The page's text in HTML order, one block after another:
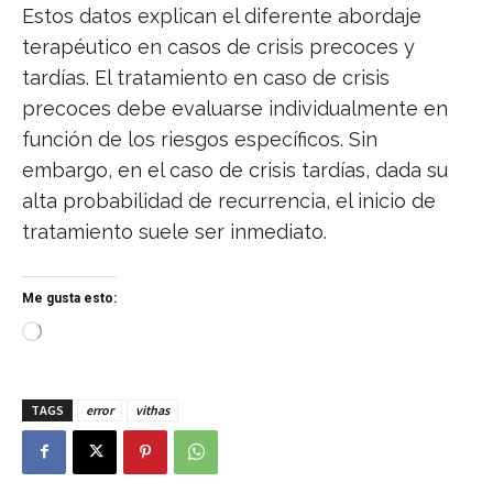
Estos datos explican el diferente abordaje
terapéutico en casos de crisis precoces y
tardías. El tratamiento en caso de crisis
precoces debe evaluarse individualmente en
función de los riesgos específicos. Sin
embargo, en el caso de crisis tardías, dada su
alta probabilidad de recurrencia, el inicio de
tratamiento suele ser inmediato.
Me gusta esto:
C
a
n
d
o
TAGS error vithas